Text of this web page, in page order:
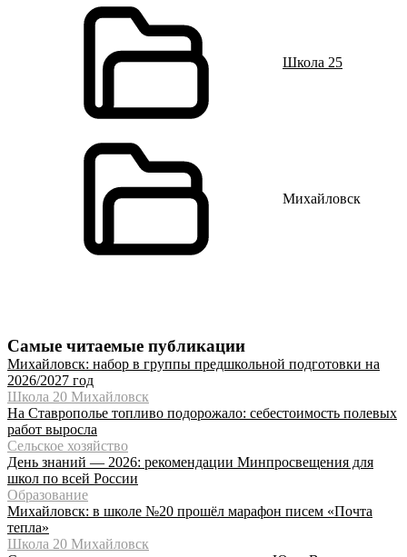
Школа 25
Михайловск
Самые читаемые публикации
Михайловск: набор в группы предшкольной подготовки на
2026/2027 год
Школа 20 Михайловск
На Ставрополье топливо подорожало: себестоимость полевых
работ выросла
Сельское хозяйство
День знаний — 2026: рекомендации Минпросвещения для
школ по всей России
Образование
Михайловск: в школе №20 прошёл марафон писем «Почта
тепла»
Школа 20 Михайловск